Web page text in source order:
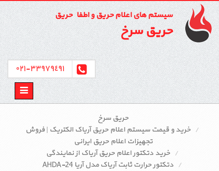
سیستم های اعلام حریق و اطفاء حریق
حریق سرخ
٣٣٩٧٩٤٩١-٠٢١
Toggle
حریق سرخ
خرید و قیمت سیستم اعلام حریق آریاک الکتریک | فروش
تجهیزات اعلام حریق ایرانی
خرید دتکتور اعلام حریق آریاک از نمایندگی
دتکتور حرارت ثابت آریاک مدل آریا AHDA-24